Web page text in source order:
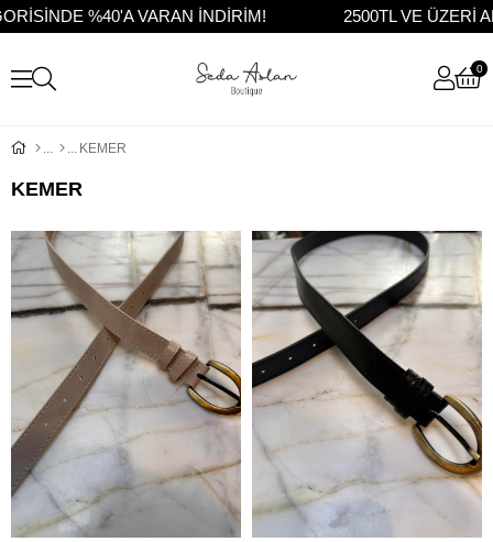
%40'A VARAN İNDİRİM! 2500TL VE ÜZERİ
0
KEMER
KEMER